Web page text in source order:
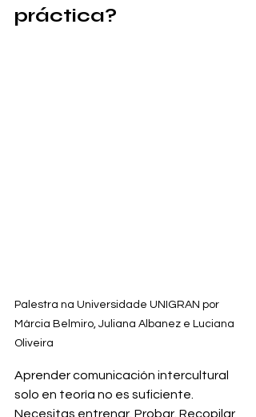
práctica?
Palestra na Universidade UNIGRAN por
Márcia Belmiro, Juliana Albanez e Luciana
Oliveira
Aprender comunicación intercultural
solo en teoría no es suficiente.
Necesitas entrenar. Probar. Recopilar